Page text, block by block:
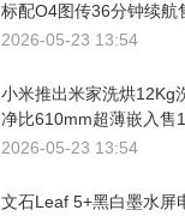
标配O4图传36分钟续航
2026-05-23 13:54
小米推出米家洗烘12Kg
净比610mm超薄嵌入售
2026-05-23 13:54
文石Leaf 5+黑白墨水屏